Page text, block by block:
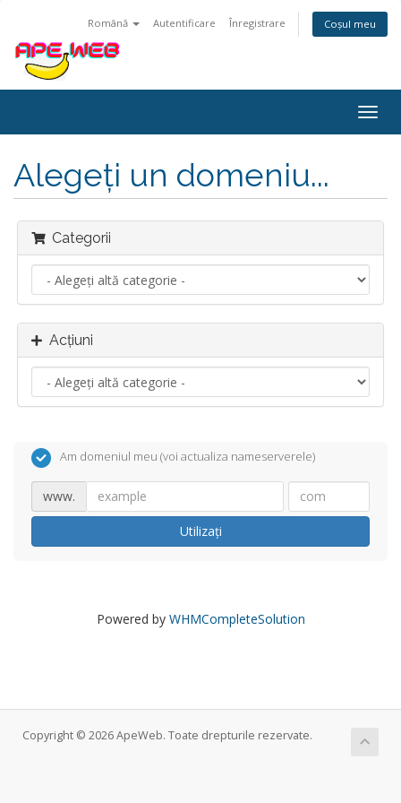
Română Autentificare Înregistrare Coșul meu
Alegeți un domeniu...
Categorii
Acțiuni
Am domeniul meu (voi actualiza nameserverele)
www.
Utilizați
Powered by WHMCompleteSolution
Copyright © 2026 ApeWeb. Toate drepturile rezervate.